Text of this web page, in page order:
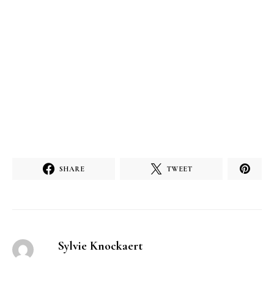
SHARE TWEET
Sylvie Knockaert